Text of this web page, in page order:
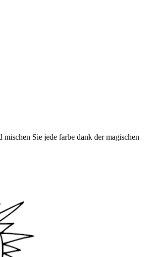
Sie jede farbe dank der magischen